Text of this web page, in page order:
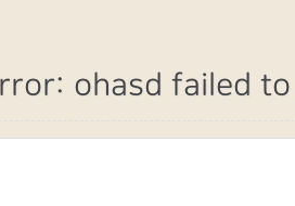
ohasd failed